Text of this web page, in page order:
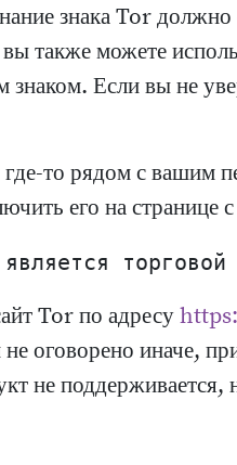
знака Tor
также можете
знаком. Если вы не
то рядом с вашим
его на странице
Tor по адресу
оговорено иначе,
поддерживается,